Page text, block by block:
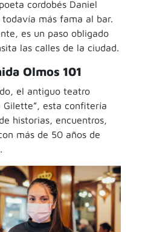
cordobés Daniel
más fama al bar.
es un paso obligado
las calles de la ciudad.
Olmos 101
el antiguo teatro
Gilette”, esta confitería
historias, encuentros,
más de 50 años de